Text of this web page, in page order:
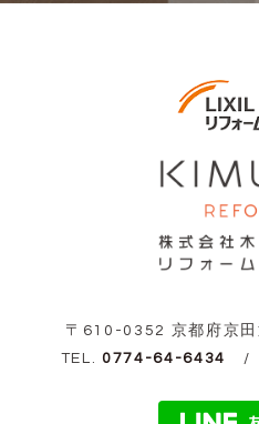
〒610-0352 京都府京
TEL. 0774-64-6434 /